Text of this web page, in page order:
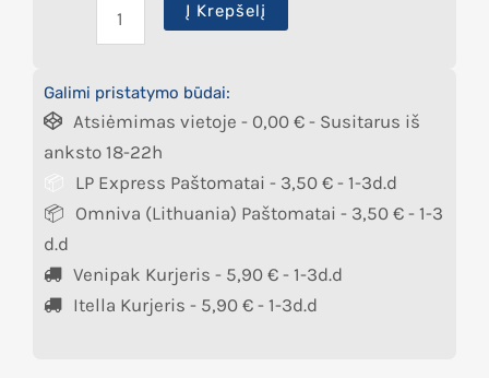
Į Krepšelį
Galimi pristatymo būdai:
Atsiėmimas vietoje - 0,00 € - Susitarus iš
anksto 18-22h
LP Express Paštomatai - 3,50 € - 1-3d.d
Omniva (Lithuania) Paštomatai - 3,50 € - 1-3
d.d
Venipak Kurjeris - 5,90 € - 1-3d.d
Itella Kurjeris - 5,90 € - 1-3d.d